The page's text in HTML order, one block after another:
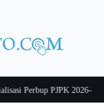
Perbup PJPK 2026–2030